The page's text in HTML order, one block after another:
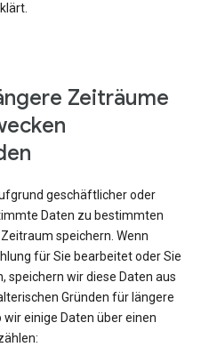
Zeiträume
geschäftlicher oder
Daten zu bestimmten
speichern. Wenn
für Sie bearbeitet oder Sie
speichern wir diese Daten aus
Gründen für längere
einige Daten über einen